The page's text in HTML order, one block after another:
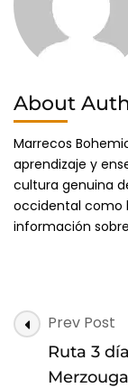
About
Marrecos
aprendizaje y
cultura genuina
occidental como
información
PostPrev Post
Ruta 3
Merzouga